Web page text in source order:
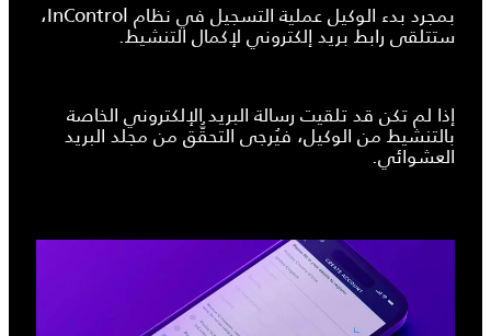
بمجرد بدء الوكيل عملية التسجيل في نظام InControl،
ستتلقى رابط بريد إلكتروني لإكمال التنشيط.
إذا لم تكن قد تلقيت رسالة البريد الإلكتروني الخاصة
بالتنشيط من الوكيل، فيُرجى التحقُّق من مجلد البريد
العشوائي.